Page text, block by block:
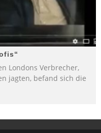
Londons Verbrecher,
jagten, befand sich die